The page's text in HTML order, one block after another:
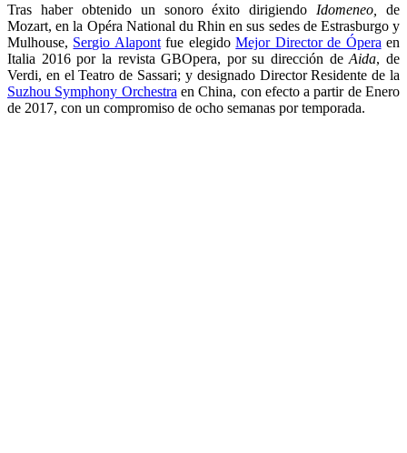
Tras haber obtenido un sonoro éxito dirigiendo Idomeneo,
de
Mozart, en la Opéra National du Rhin en sus sedes de Estrasburgo y
Mulhouse, Sergio Alapontfue elegidoMejor Director de Ópera en
Italia 2016 por la revista GBOpera, por su dirección deAida, de
Verdi, en el Teatro de Sassari; y designado Director Residente de la
Suzhou Symphony Orchestra en China, con efecto a partir de Enero
de 2017, con un compromiso de ocho semanas por temporada.